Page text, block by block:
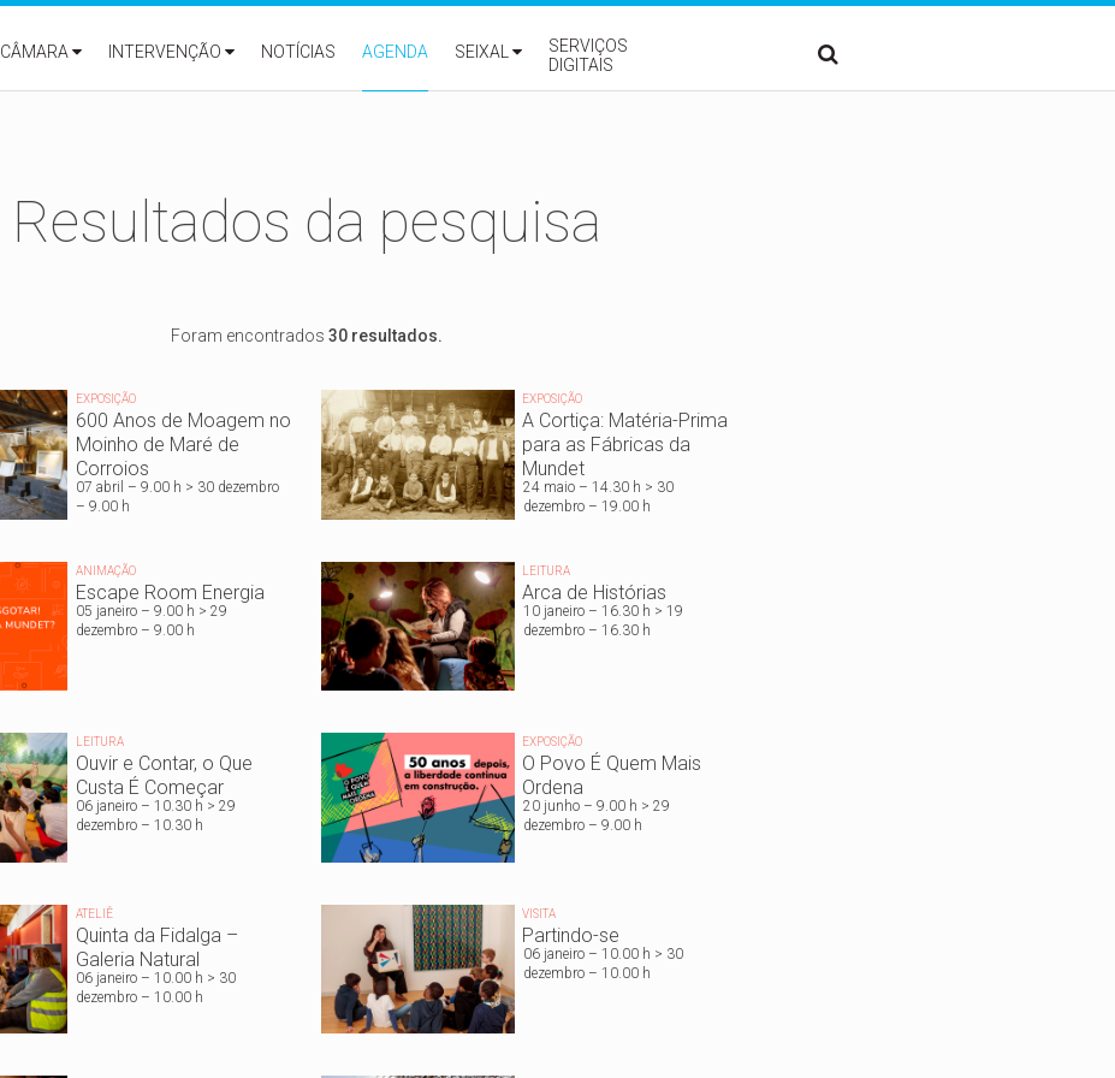
CÂMARA
INTERVENÇÃO NOTÍCIAS AGENDA SEIXAL
SERVIÇOS
DIGITAIS
Resultados da pesquisa
Foram encontrados 30 resultados.
EXPOSIÇÃO
600 Anos de Moagem no
Moinho de Maré de
Corroios
07 abril – 9.00 h > 30 dezembro
– 9.00 h
EXPOSIÇÃO
A Cortiça: Matéria-Prima
para as Fábricas da
Mundet
24 maio – 14.30 h > 30
dezembro – 19.00 h
ANIMAÇÃO
Escape Room Energia
05 janeiro – 9.00 h > 29
dezembro – 9.00 h
LEITURA
Arca de Histórias
10 janeiro – 16.30 h > 19
dezembro – 16.30 h
LEITURA
Ouvir e Contar, o Que
Custa É Começar
06 janeiro – 10.30 h > 29
dezembro – 10.30 h
EXPOSIÇÃO
O Povo É Quem Mais
Ordena
20 junho – 9.00 h > 29
dezembro – 9.00 h
ATELIÊ
Quinta da Fidalga –
Galeria Natural
06 janeiro – 10.00 h > 30
dezembro – 10.00 h
VISITA
Partindo-se
06 janeiro – 10.00 h > 30
dezembro – 10.00 h